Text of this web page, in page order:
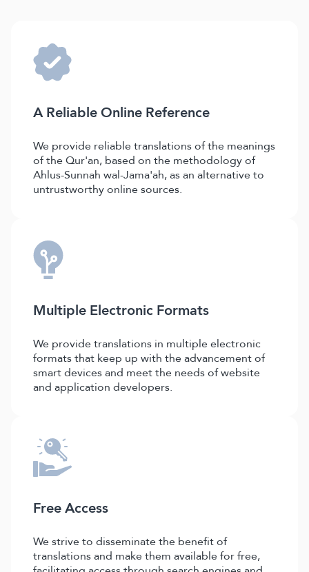
A Reliable Online Reference
We provide reliable translations of the meanings
of the Qur'an, based on the methodology of
Ahlus-Sunnah wal-Jama'ah, as an alternative to
untrustworthy online sources.
Multiple Electronic Formats
We provide translations in multiple electronic
formats that keep up with the advancement of
smart devices and meet the needs of website
and application developers.
Free Access
We strive to disseminate the benefit of
translations and make them available for free,